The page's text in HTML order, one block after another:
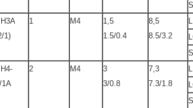
S
1)
1 M4
1,5
1.5/0.4
8,5
8.5/3.2
L
S
1A
2 M4
3
3/0.8
7,3
7.3/1.8
L
S